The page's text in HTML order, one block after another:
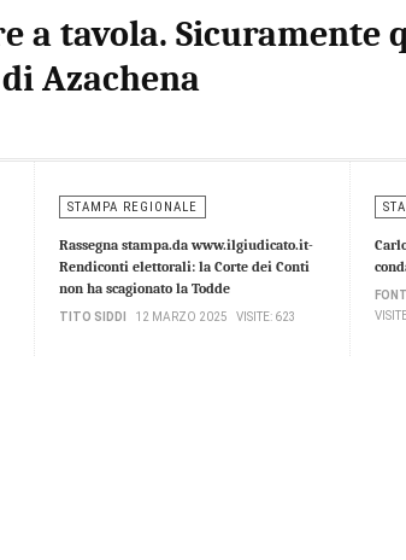
a tavola. Sicuramente
Azachena
STAMPA REGIONALE
Rassegna stampa.da www.ilgiudicato.it-
Rendiconti elettorali: la Corte dei Conti
non ha scagionato la Todde
TITO SIDDI 12 MARZO 2025 VISITE: 623